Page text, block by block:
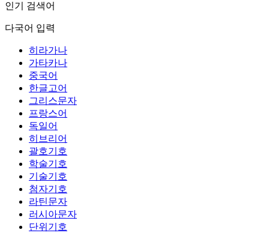
인기 검색어
다국어 입력
히라가나
가타카나
중국어
한글고어
그리스문자
프랑스어
독일어
히브리어
괄호기호
학술기호
기술기호
첨자기호
라틴문자
러시아문자
단위기호